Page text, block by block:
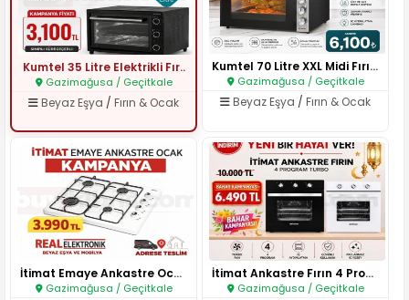
Kumtel 35 Litre Elektrikli Fır..
Gazimağusa / Geçitkale
Beyaz Eşya / Fırın & Ocak
Kumtel 70 Litre XXL Midi Fırın..
Gazimağusa / Geçitkale
Beyaz Eşya /Fırın & Ocak
İtimat Emaye Ankastre Ocak..
Gazimağusa / Geçitkale
İtimat Ankastre Fırın 4 Progra..
Gazimağusa / Geçitkale